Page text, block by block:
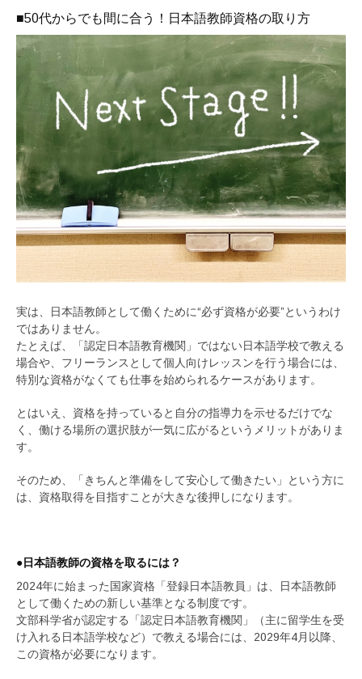
■50代からでも間に合う！日本語教師資格の取り方
実は、日本語教師として働くために“必ず資格が必要”というわけ
ではありません。
たとえば、「認定日本語教育機関」ではない日本語学校で教える
場合や、フリーランスとして個人向けレッスンを行う場合には、
特別な資格がなくても仕事を始められるケースがあります。
とはいえ、資格を持っていると自分の指導力を示せるだけでな
く、働ける場所の選択肢が一気に広がるというメリットがありま
す。
そのため、「きちんと準備をして安心して働きたい」という方に
は、資格取得を目指すことが大きな後押しになります。
●日本語教師の資格を取るには？
2024年に始まった国家資格「登録日本語教員」は、日本語教師
として働くための新しい基準となる制度です。
文部科学省が認定する「認定日本語教育機関」（主に留学生を受
け入れる日本語学校など）で教える場合には、2029年4月以降、
この資格が必要になります。